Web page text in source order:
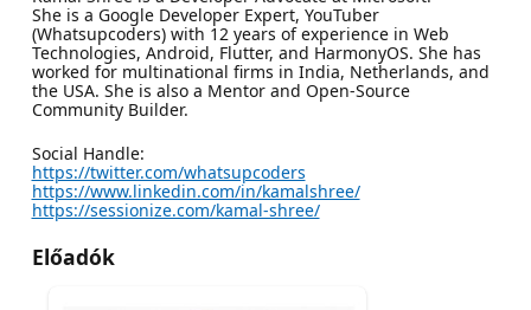
She is a Google Developer Expert, YouTuber
(Whatsupcoders) with 12 years of experience in Web
Technologies, Android, Flutter, and HarmonyOS. She has
worked for multinational firms in India, Netherlands, and
the USA. She is also a Mentor and Open-Source
Community Builder.
Social Handle:
https://twitter.com/whatsupcoders
https://www.linkedin.com/in/kamalshree/
https://sessionize.com/kamal-shree/
Előadók